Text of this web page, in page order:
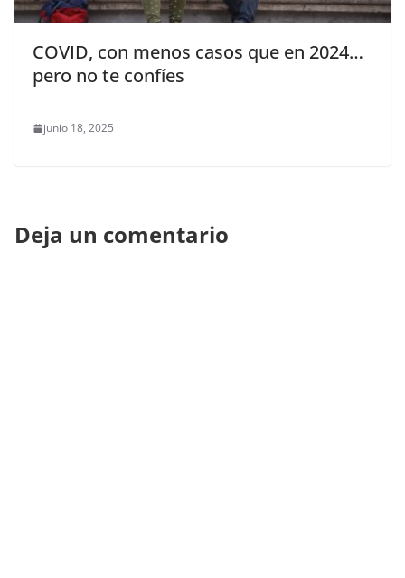
COVID, con menos casos que en 2024…
pero no te confíes
junio 18, 2025
Deja un comentario